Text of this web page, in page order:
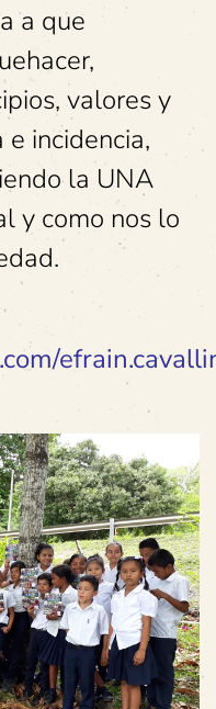
a que
valores y
incidencia,
la UNA
y como nos lo